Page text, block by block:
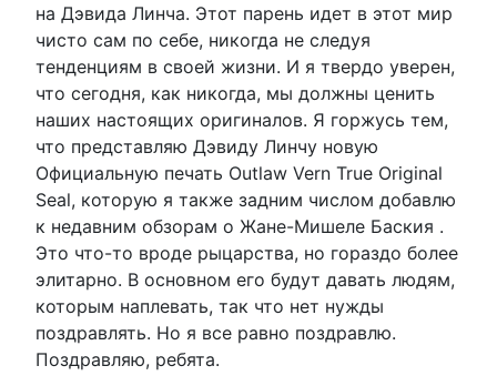
на Дэвида Линча. Этот парень идет в этот мир
чисто сам по себе, никогда не следуя
тенденциям в своей жизни. И я твердо уверен,
что сегодня, как никогда, мы должны ценить
наших настоящих оригиналов. Я горжусь тем,
что представляю Дэвиду Линчу новую
Официальную печать Outlaw Vern True Original
Seal, которую я также задним числом добавлю
к недавним обзорам о Жане-Мишеле Баския .
Это что-то вроде рыцарства, но гораздо более
элитарно. В основном его будут давать людям,
которым наплевать, так что нет нужды
поздравлять. Но я все равно поздравлю.
Поздравляю, ребята.